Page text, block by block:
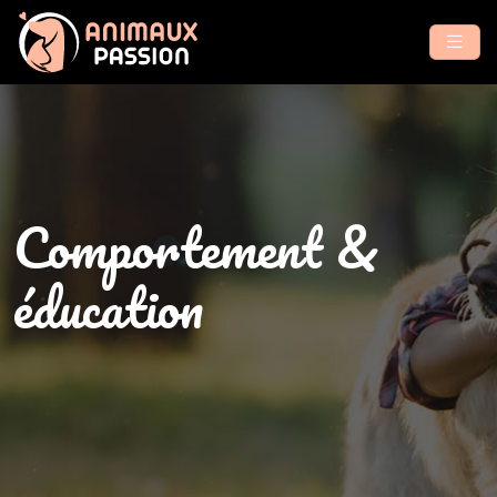
Comportement &
éducation